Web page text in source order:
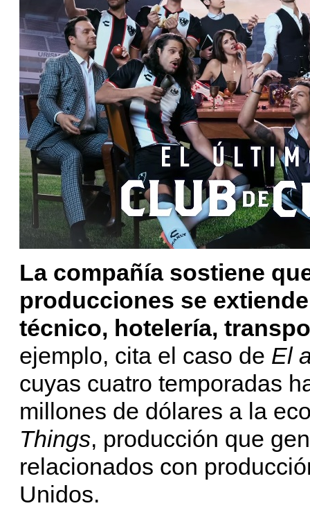
La compañía sostiene
producciones se
técnico, hotelería,
ejemplo, cita el caso de El
cuyas cuatro temporadas
millones de dólares a la
Things, producción que
relacionados con
Unidos.